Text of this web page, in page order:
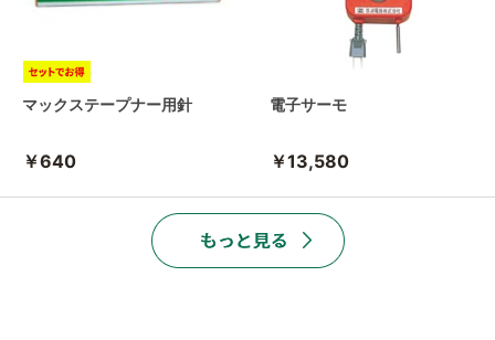
マックステープナー用針
￥640
電子サーモ
￥13,580